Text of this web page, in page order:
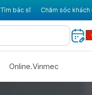
Tìm bác sĩ Chăm sóc khách
Online.Vinmec